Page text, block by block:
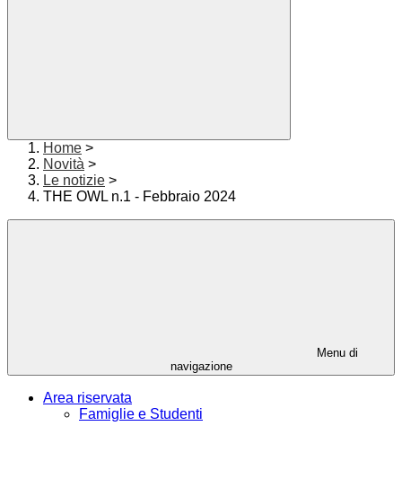
Home >
Novità >
Le notizie >
THE OWL n.1 - Febbraio 2024
Menu di
navigazione
Area riservata
Famiglie e Studenti